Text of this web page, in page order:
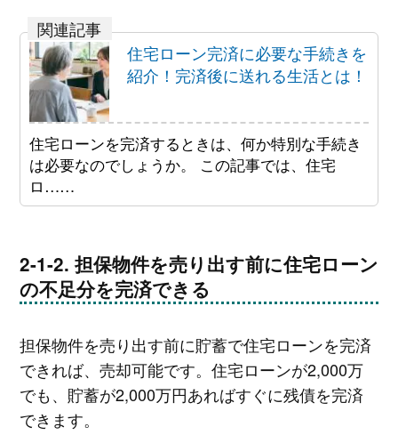
住宅ローン完済に必要な手続きを
紹介！完済後に送れる生活とは！
住宅ローンを完済するときは、何か特別な手続き
は必要なのでしょうか。 この記事では、住宅
ロ……
担保物件を売り出す前に住宅ローン
の不足分を完済できる
担保物件を売り出す前に貯蓄で住宅ローンを完済
できれば、売却可能です。住宅ローンが2,000万
でも、貯蓄が2,000万円あればすぐに残債を完済
できます。